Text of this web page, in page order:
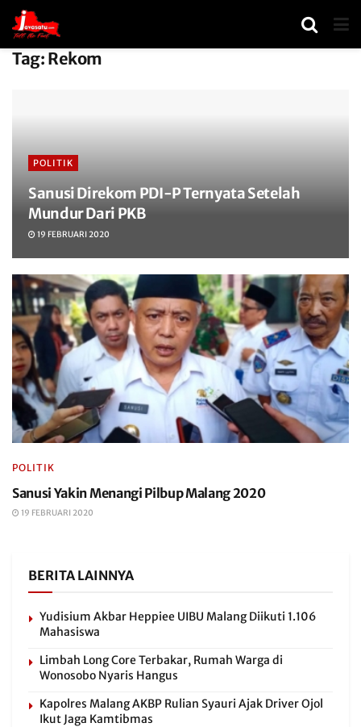
Tag: Rekom
POLITIK
Sanusi Direkom PDI-P Ternyata Setelah
Mundur Dari PKB
19 FEBRUARI 2020
POLITIK
Sanusi Yakin Menangi Pilbup Malang 2020
19 FEBRUARI 2020
BERITA LAINNYA
Yudisium Akbar Heppiee UIBU Malang Diikuti 1.106
Mahasiswa
Limbah Long Core Terbakar, Rumah Warga di
Wonosobo Nyaris Hangus
Kapolres Malang AKBP Rulian Syauri Ajak Driver Ojol
Ikut Jaga Kamtibmas